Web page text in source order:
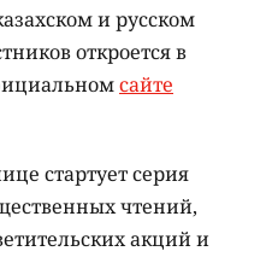
и русском
откроется в
сайте
стартует серия
чтений,
акций и